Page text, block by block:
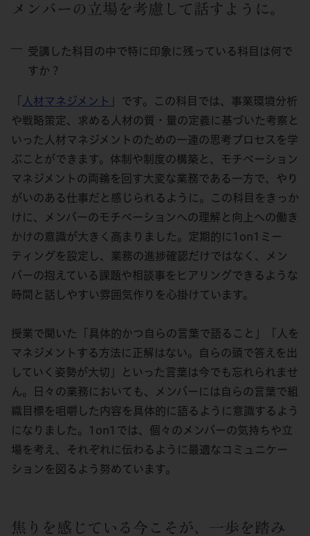
メンバーの立場を考慮して話すように。
受講した科目の中で特に印象に残っている科目は何で
すか？
人材マネジメント
」です。この科目では、事業環境分析
や戦略策定、求める人材の質・量の定義に基づいた考察と
いった人材マネジメントのための一連の思考プロセスを学
ぶことができます。体制や制度の構築と、モチベーション
マネジメントの両輪を回す大変な業務である一方で、やり
がいのある仕事だと感じられるように。この科目をきっか
けに、メンバーのモチベーションへの理解と向上への働き
かけの意識が大きく高まりました。定期的に1on1ミー
ティングを設定し、業務の進捗確認だけではなく、メン
バーの抱えている課題や相談事をヒアリングできるような
時間と話しやすい雰囲気作りを心掛けています。
授業で聞いた「具体的かつ自らの言葉で語ること」「人を
マネジメントする方法に正解はない。自らの頭で答えを出
していく姿勢が大切」といった言葉は今でも忘れられませ
ん。日々の業務においても、メンバーには自らの言葉で組
織目標を咀嚼した内容を具体的に語るように意識するよう
になりました。1on1では、個々のメンバーの気持ちや立
場を考え、それぞれに伝わるように最適なコミュニケー
ションを図るよう努めています。
焦りを感じている今こそが、一歩を踏み